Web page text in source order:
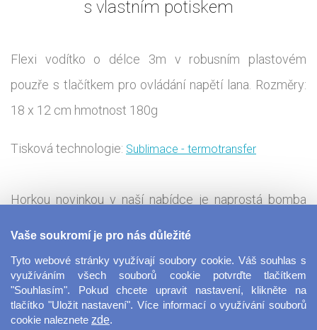
s vlastním potiskem
Flexi vodítko o délce 3m v robusním plastovém
pouzře s tlačítkem pro ovládání napětí lana. Rozměry:
18 x 12 cm hmotnost 180g
Tisková technologie: Sublimace - termotransfer
Horkou novinkou v naší nabídce je naprostá bomba
Pokud máte doma chlupáčů více, jednoduše jim
rozlišíte vodítka designem, který si necháte zhotovit
Vaše soukromí je pro nás důležité
Tyto webové stránky využívají soubory cookie. Váš souhlas s
využíváním všech souborů cookie potvrďte tlačítkem
"Souhlasím". Pokud chcete upravit nastavení, klikněte na
tlačítko "Uložit nastavení". Více informací o využívání souborů
cookie naleznete zde.